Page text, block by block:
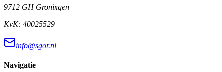
9712 GH Groningen
KvK: 40025529
info@sgor.nl
Navigatie